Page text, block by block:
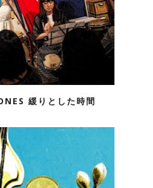
緩りとした時間